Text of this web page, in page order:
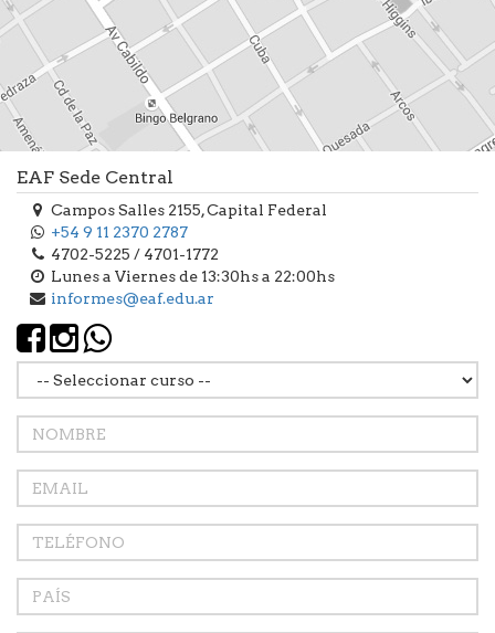
EAF Sede Central
Campos Salles 2155, Capital Federal
+54 9 11 2370 2787
4702-5225 / 4701-1772
Lunes a Viernes de 13:30hs a 22:00hs
informes@eaf.edu.ar